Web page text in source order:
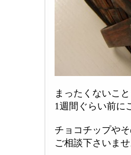
まったくないこ
1週間ぐらい前に
チョコチップや
ご相談下さいませ